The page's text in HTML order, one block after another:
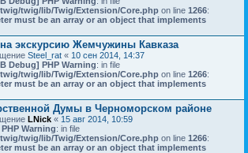
twig/lib/Twig/Extension/Core.php on line 1266:
must be an array or an object that implements
экскурсию Жемчужины Кавказа
Steel_rat « 10 сен 2014, 14:37
Debug] PHP Warning: in file
twig/lib/Twig/Extension/Core.php on line 1266:
must be an array or an object that implements
Думы в Черноморском районе
LNick « 15 авг 2014, 10:59
Warning: in file
twig/lib/Twig/Extension/Core.php on line 1266:
must be an array or an object that implements